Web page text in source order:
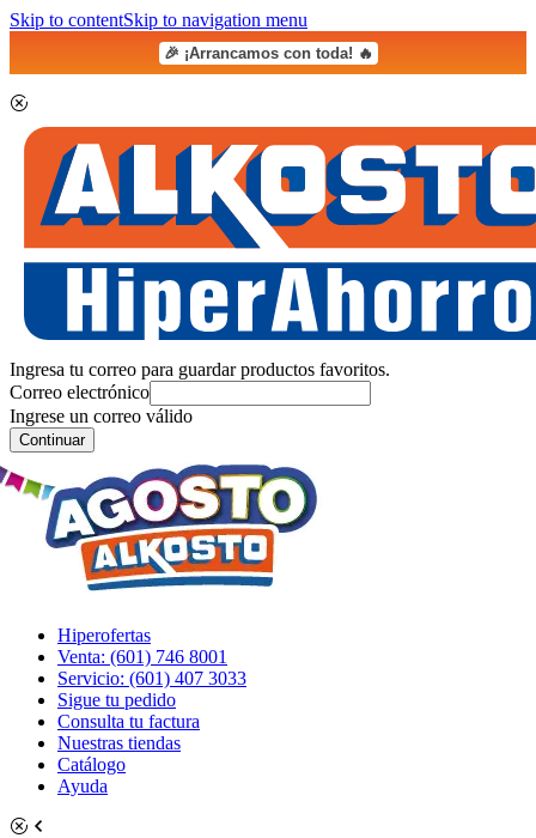
Skip to contentSkip to navigation menu
🎉 ¡Arrancamos con toda! 🔥
Ingresa tu correo para guardar productos favoritos.
Correo electrónico
Ingrese un correo válido
Continuar
Hiperofertas
Venta: (601) 746 8001
Servicio: (601) 407 3033
Sigue tu pedido
Consulta tu factura
Nuestras tiendas
Catálogo
Ayuda